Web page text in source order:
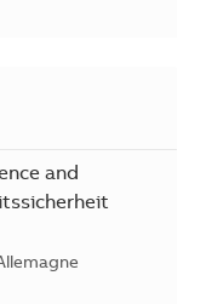
and